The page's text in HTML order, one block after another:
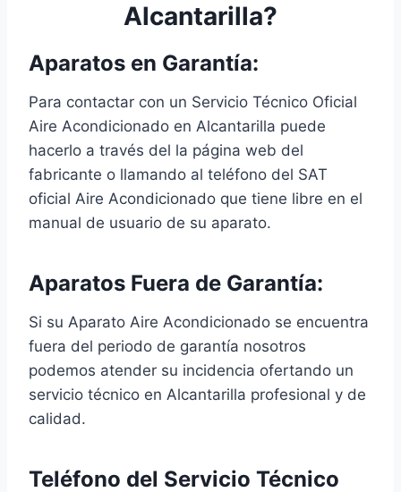
Alcantarilla?
Aparatos en Garantía:
Para contactar con un Servicio Técnico Oficial
Aire Acondicionado en Alcantarilla puede
hacerlo a través del la página web del
fabricante o llamando al teléfono del SAT
oficial Aire Acondicionado que tiene libre en el
manual de usuario de su aparato.
Aparatos Fuera de Garantía:
Si su Aparato Aire Acondicionado se encuentra
fuera del periodo de garantía nosotros
podemos atender su incidencia ofertando un
servicio técnico en Alcantarilla profesional y de
calidad.
Teléfono del Servicio Técnico